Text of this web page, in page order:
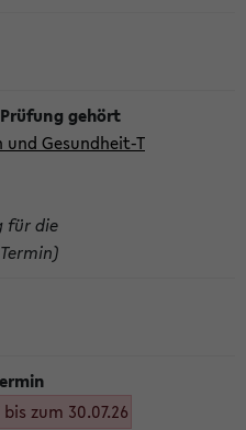
und Gesundheit-T
für die
zum 30.07.26